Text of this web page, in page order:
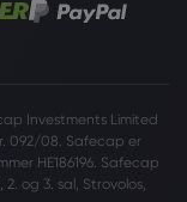
Investments Limited
092/08. Safecap er
HE186196. Safecap
2. og 3. sal, Strovolos,